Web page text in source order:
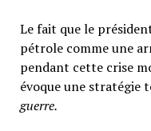
Le fait que le
pétrole comme une
pendant cette crise
évoque une
guerre.